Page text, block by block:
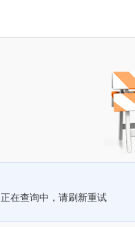
正在查询中，请刷新重试